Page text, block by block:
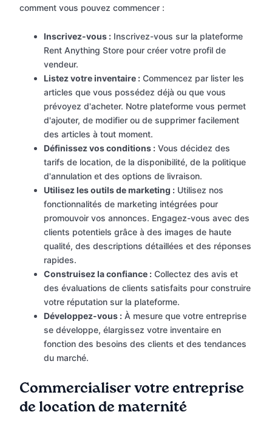
comment vous pouvez commencer :
Inscrivez-vous : Inscrivez-vous sur la plateforme
Rent Anything Store pour créer votre profil de
vendeur.
Listez votre inventaire : Commencez par lister les
articles que vous possédez déjà ou que vous
prévoyez d'acheter. Notre plateforme vous permet
d'ajouter, de modifier ou de supprimer facilement
des articles à tout moment.
Définissez vos conditions : Vous décidez des
tarifs de location, de la disponibilité, de la politique
d'annulation et des options de livraison.
Utilisez les outils de marketing : Utilisez nos
fonctionnalités de marketing intégrées pour
promouvoir vos annonces. Engagez-vous avec des
clients potentiels grâce à des images de haute
qualité, des descriptions détaillées et des réponses
rapides.
Construisez la confiance : Collectez des avis et
des évaluations de clients satisfaits pour construire
votre réputation sur la plateforme.
Développez-vous : À mesure que votre entreprise
se développe, élargissez votre inventaire en
fonction des besoins des clients et des tendances
du marché.
Commercialiser votre entreprise
de location de maternité